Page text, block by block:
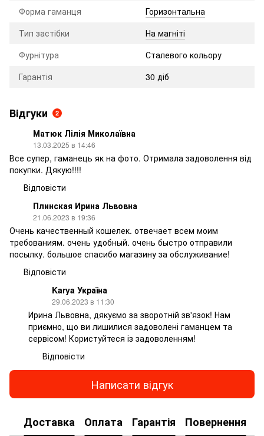
Форма гаманця
Горизонтальна
Тип застібки
На магніті
Фурнітура
Сталевого кольору
Гарантія
30 діб
Відгуки 2
Матюк Лілія Миколаївна
13.03.2025 в 14:46
Все супер, гаманець як на фото. Отримала задоволення від
покупки. Дякую!!!!
Відповісти
Плинская Ирина Львовна
21.06.2023 в 19:36
Очень качественный кошелек. отвечает всем моим
требованиям. очень удобный. очень быстро отправили
посылку. большое спасибо магазину за обслуживание!
Відповісти
Karya Україна
29.06.2023 в 11:30
Ирина Львовна, дякуємо за зворотній зв'язок! Нам
приємно, що ви лишилися задоволені гаманцем та
сервісом! Користуйтеся із задоволенням!
Відповісти
Написати відгук
Доставка Оплата Гарантія Повернення